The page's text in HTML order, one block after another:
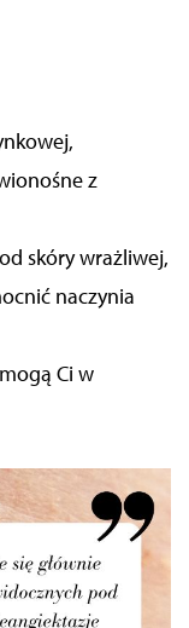
z
skóry wrażliwej,
naczynia
Ci w